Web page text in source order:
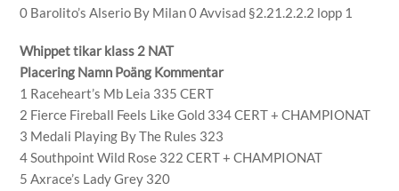
0 Barolito’s Alserio By Milan 0 Avvisad §2.21.2.2.2 lopp 1
Whippet tikar klass 2 NAT
Placering Namn Poäng Kommentar
1 Raceheart’s Mb Leia 335 CERT
2 Fierce Fireball Feels Like Gold 334 CERT + CHAMPIONAT
3 Medali Playing By The Rules 323
4 Southpoint Wild Rose 322 CERT + CHAMPIONAT
5 Axrace’s Lady Grey 320